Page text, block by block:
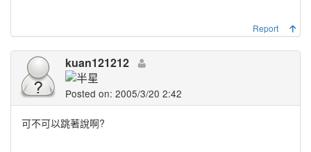
Report
kuan121212
Posted on: 2005/3/20 2:42
可不可以跳著說啊?